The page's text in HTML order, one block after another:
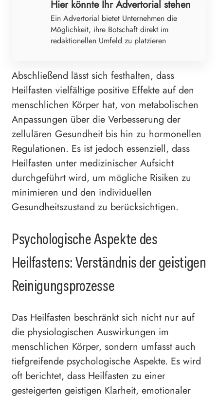
Hier könnte Ihr Advertorial stehen
Ein Advertorial bietet Unternehmen die
Möglichkeit, ihre Botschaft direkt im
redaktionellen Umfeld zu platzieren
Abschließend lässt sich festhalten, dass
Heilfasten vielfältige positive Effekte auf den
menschlichen Körper hat, von metabolischen
Anpassungen über die Verbesserung der
zellulären Gesundheit bis hin zu hormonellen
Regulationen. Es ist jedoch essenziell, dass
Heilfasten unter medizinischer Aufsicht
durchgeführt wird, um mögliche Risiken zu
minimieren und den individuellen
Gesundheitszustand zu berücksichtigen.
Psychologische Aspekte des
Heilfastens: Verständnis der geistigen
Reinigungsprozesse
Das Heilfasten beschränkt sich nicht nur auf
die physiologischen Auswirkungen im
menschlichen Körper, sondern umfasst auch
tiefgreifende psychologische Aspekte. Es wird
oft berichtet, dass Heilfasten zu einer
gesteigerten geistigen Klarheit, emotionaler